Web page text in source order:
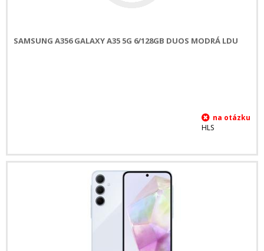
SAMSUNG A356 GALAXY A35 5G 6/128GB DUOS MODRÁ LDU
HLS